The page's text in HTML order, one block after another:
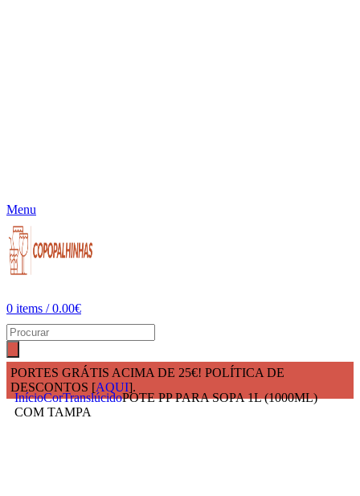
Menu
0 items / 0.00€
PORTES GRÁTIS ACIMA DE 25€! POLÍTICA DE
DESCONTOS [AQUI].
InícioCorTranslúcidoPOTE PP PARA SOPA 1L (1000ML)
COM TAMPA